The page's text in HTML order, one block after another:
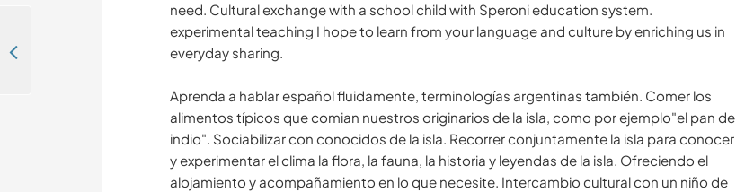
need. Cultural exchange with a school child with Speroni education system.
experimental teaching I hope to learn from your language and culture by enriching us in
everyday sharing.
Aprenda a hablar español fluidamente, terminologías argentinas también. Comer los
alimentos típicos que comian nuestros originarios de la isla, como por ejemplo"el pan de
indio". Sociabilizar con conocidos de la isla. Recorrer conjuntamente la isla para conocer
y experimentar el clima la flora, la fauna, la historia y leyendas de la isla. Ofreciendo el
alojamiento y acompañamiento en lo que necesite. Intercambio cultural con un niño de